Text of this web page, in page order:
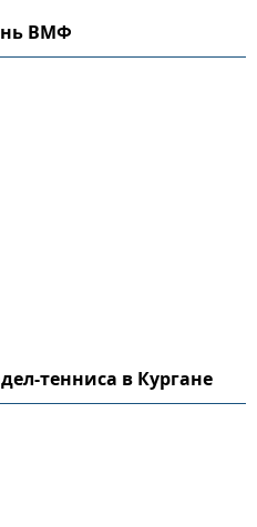
ВМФ
тенниса в Кургане